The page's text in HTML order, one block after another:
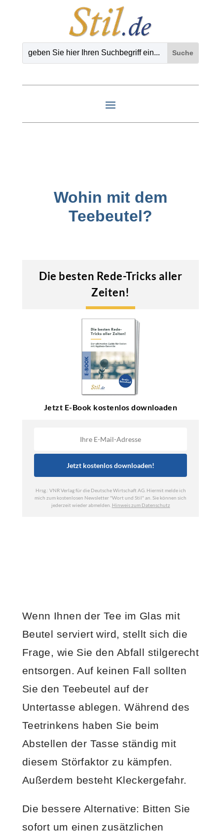
Wohin mit dem
Teebeutel?
Wenn Ihnen der Tee im Glas mit
Beutel serviert wird, stellt sich die
Frage, wie Sie den Abfall stilgerecht
entsorgen. Auf keinen Fall sollten
Sie den Teebeutel auf der
Untertasse ablegen. Während des
Teetrinkens haben Sie beim
Abstellen der Tasse ständig mit
diesem Störfaktor zu kämpfen.
Außerdem besteht Kleckergefahr.
Die bessere Alternative: Bitten Sie
sofort um einen zusätzlichen